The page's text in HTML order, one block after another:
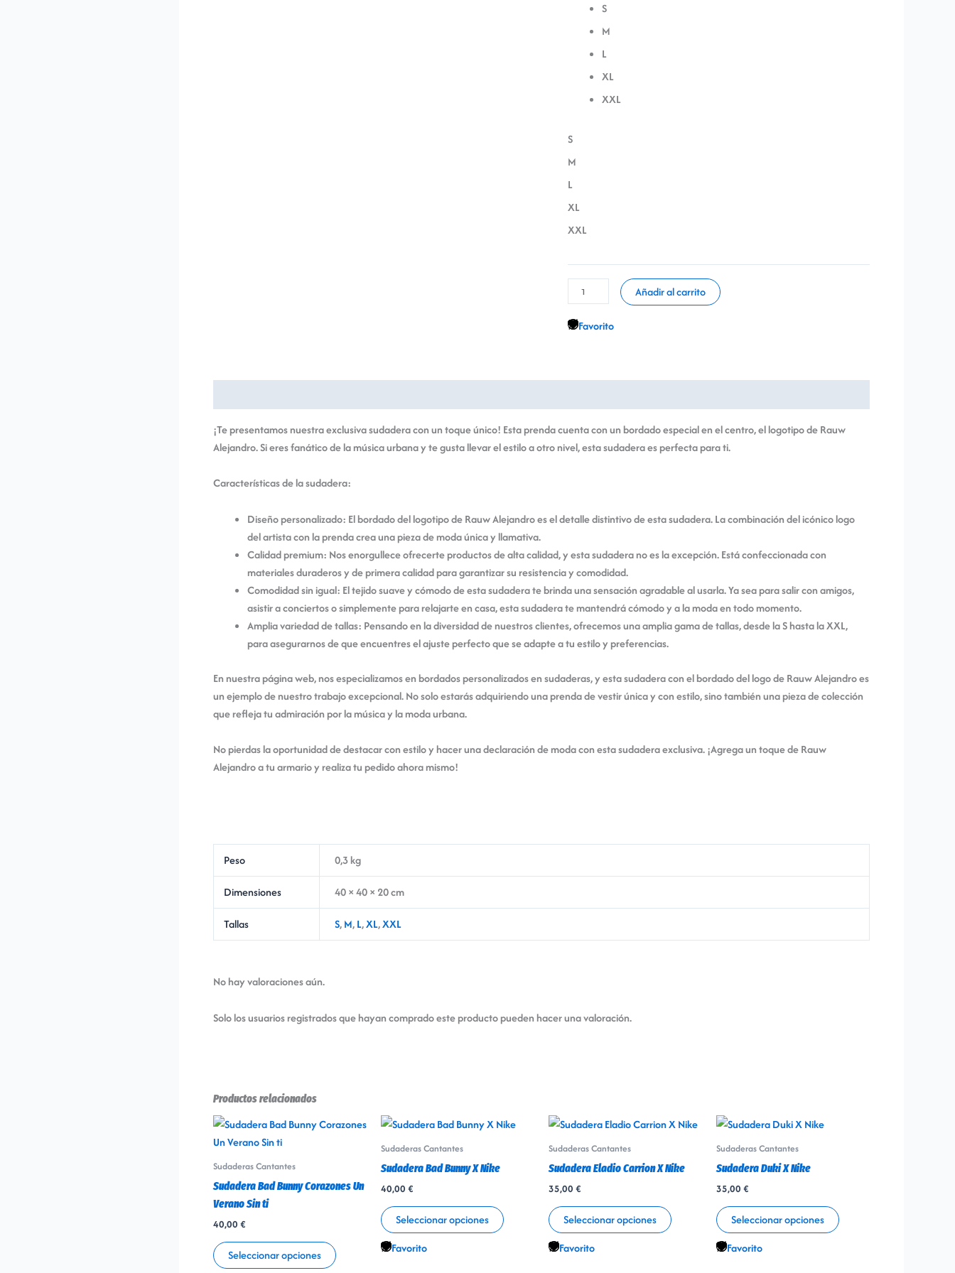
S
M
L
XL
XXL
S
M
L
XL
XXL
Añadir al carrito
Favorito
¡Te presentamos nuestra exclusiva sudadera con un toque único! Esta prenda cuenta con un bordado especial en el centro, el logotipo de Rauw
Alejandro. Si eres fanático de la música urbana y te gusta llevar el estilo a otro nivel, esta sudadera es perfecta para ti.
Características de la sudadera:
Diseño personalizado: El bordado del logotipo de Rauw Alejandro es el detalle distintivo de esta sudadera. La combinación del icónico logo
del artista con la prenda crea una pieza de moda única y llamativa.
Calidad premium: Nos enorgullece ofrecerte productos de alta calidad, y esta sudadera no es la excepción. Está confeccionada con
materiales duraderos y de primera calidad para garantizar su resistencia y comodidad.
Comodidad sin igual: El tejido suave y cómodo de esta sudadera te brinda una sensación agradable al usarla. Ya sea para salir con amigos,
asistir a conciertos o simplemente para relajarte en casa, esta sudadera te mantendrá cómodo y a la moda en todo momento.
Amplia variedad de tallas: Pensando en la diversidad de nuestros clientes, ofrecemos una amplia gama de tallas, desde la S hasta la XXL,
para asegurarnos de que encuentres el ajuste perfecto que se adapte a tu estilo y preferencias.
En nuestra página web, nos especializamos en bordados personalizados en sudaderas, y esta sudadera con el bordado del logo de Rauw Alejandro es
un ejemplo de nuestro trabajo excepcional. No solo estarás adquiriendo una prenda de vestir única y con estilo, sino también una pieza de colección
que refleja tu admiración por la música y la moda urbana.
No pierdas la oportunidad de destacar con estilo y hacer una declaración de moda con esta sudadera exclusiva. ¡Agrega un toque de Rauw
Alejandro a tu armario y realiza tu pedido ahora mismo!
Peso 0,3 kg
Dimensiones 40 × 40 × 20 cm
Tallas S,M,L,XL,XXL
No hay valoraciones aún.
Solo los usuarios registrados que hayan comprado este producto pueden hacer una valoración.
Productos relacionados
Sudaderas Cantantes
Sudadera Bad Bunny Corazones Un
Verano Sin ti
40,00 €
Seleccionar opciones
Este
variantes.
se
Sudaderas Cantantes
Sudadera Bad Bunny X Nike
40,00 €
Seleccionar opciones
Este
Las
Favorito
Sudaderas Cantantes
Sudadera Eladio Carrion X Nike
35,00 €
Seleccionar opciones
Este
tiene
múltiples
Las
Favorito
Sudaderas Cantantes
Sudadera Duki X Nike
35,00 €
Seleccionar opciones
Las
Favorito